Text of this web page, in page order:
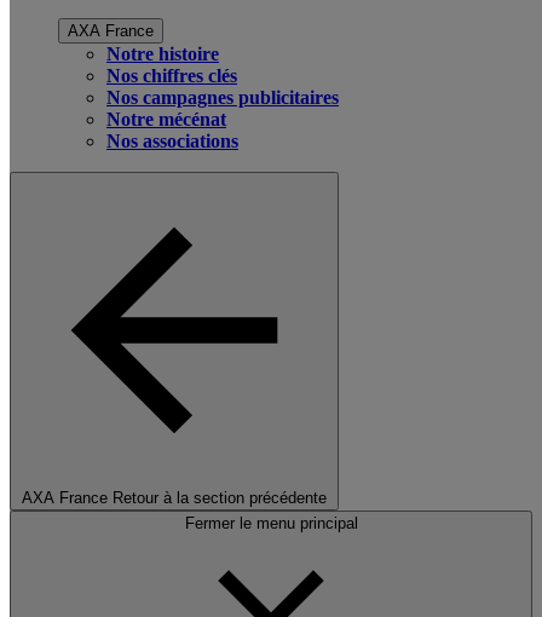
AXA France
Notre histoire
Nos chiffres clés
Nos campagnes publicitaires
Notre mécénat
Nos associations
AXA France Retour à la section précédente
Fermer le menu principal